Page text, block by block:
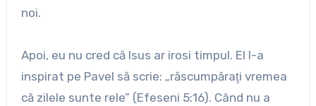
noi.
Apoi, eu nu cred că Isus ar irosi timpul. El l-a
inspirat pe Pavel să scrie: „răscumpăraţi vremea
că zilele sunte rele” (Efeseni 5:16). Când nu a